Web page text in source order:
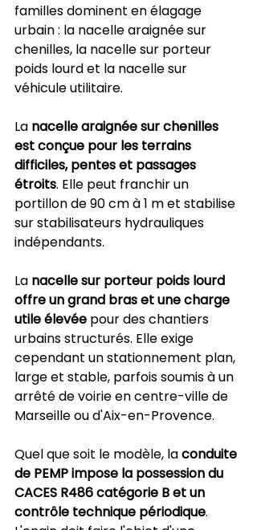
familles dominent en élagage
urbain : la nacelle araignée sur
chenilles, la nacelle sur porteur
poids lourd et la nacelle sur
véhicule utilitaire.
La nacelle araignée sur chenilles
est conçue pour les terrains
difficiles, pentes et passages
étroits. Elle peut franchir un
portillon de 90 cm à 1 m et stabilise
sur stabilisateurs hydrauliques
indépendants.
La nacelle sur porteur poids lourd
offre un grand bras et une charge
utile élevée pour des chantiers
urbains structurés. Elle exige
cependant un stationnement plan,
large et stable, parfois soumis à un
arrêté de voirie en centre-ville de
Marseille ou d'Aix-en-Provence.
Quel que soit le modèle, la conduite
de PEMP impose la possession du
CACES R486 catégorie B et un
contrôle technique périodique.